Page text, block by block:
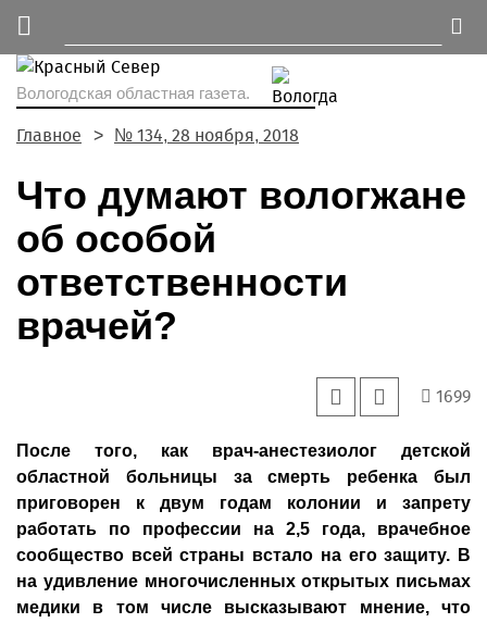
Вологодская областная газета.
Главное № 134, 28 ноября, 2018
Что думают вологжане
об особой
ответственности
врачей?
1699
После того, как врач-анестезиолог детской
областной больницы за смерть ребенка был
приговорен к двум годам колонии и запрету
работать по профессии на 2,5 года, врачебное
сообщество всей страны встало на его защиту. В
на удивление многочисленных открытых письмах
медики в том числе высказывают мнение, что